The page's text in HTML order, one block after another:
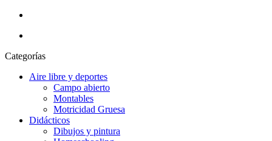
Categorías
Aire libre y deportes
Campo abierto
Montables
Motricidad Gruesa
Didácticos
Dibujos y pintura